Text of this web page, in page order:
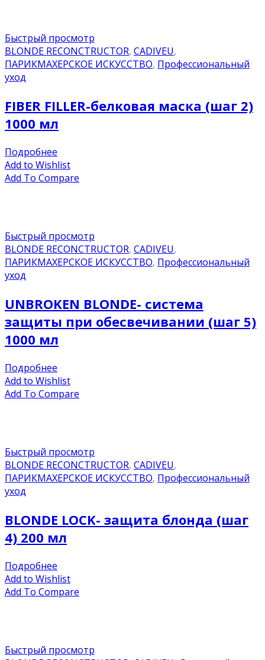
Быстрый просмотр
BLONDE RECONCTRUCTOR, CADIVEU,
ПАРИКМАХЕРСКОЕ ИСКУССТВО, Профессиональный
уход
FIBER FILLER-белковая маска (шаг 2)
1000 мл
Подробнее
Add to Wishlist
Add To Compare
Быстрый просмотр
BLONDE RECONCTRUCTOR, CADIVEU,
ПАРИКМАХЕРСКОЕ ИСКУССТВО, Профессиональный
уход
UNBROKEN BLONDE- система
защиты при обесвечивании (шаг 5)
1000 мл
Подробнее
Add to Wishlist
Add To Compare
Быстрый просмотр
BLONDE RECONCTRUCTOR, CADIVEU,
ПАРИКМАХЕРСКОЕ ИСКУССТВО, Профессиональный
уход
BLONDE LOCK- защита блонда (шаг
4) 200 мл
Подробнее
Add to Wishlist
Add To Compare
Быстрый просмотр